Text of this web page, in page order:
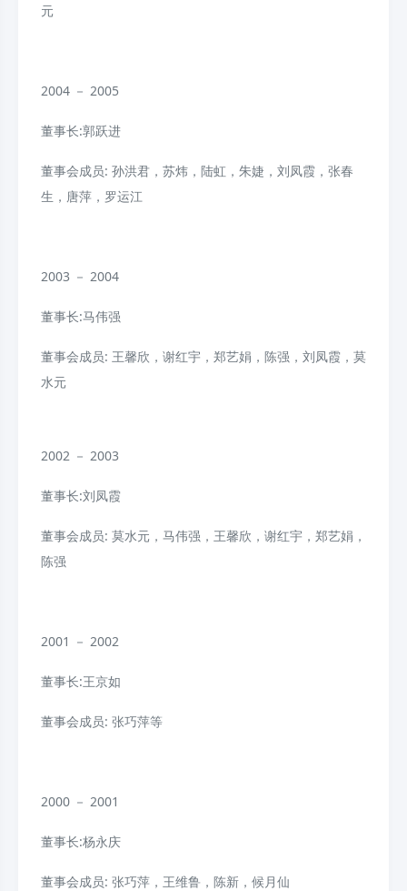
元
2004 － 2005
董事长:郭跃进
董事会成员: 孙洪君，苏炜，陆虹，朱婕，刘凤霞，张春
生，唐萍，罗运江
2003 － 2004
董事长:马伟强
董事会成员: 王馨欣，谢红宇，郑艺娟，陈强，刘凤霞，莫
水元
2002 － 2003
董事长:刘凤霞
董事会成员: 莫水元，马伟强，王馨欣，谢红宇，郑艺娟，
陈强
2001 － 2002
董事长:王京如
董事会成员: 张巧萍等
2000 － 2001
董事长:杨永庆
董事会成员: 张巧萍，王维鲁，陈新，候月仙